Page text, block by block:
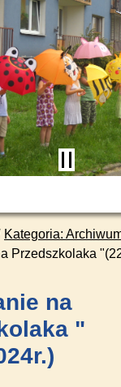
Kategoria:
Przedszkolaka
na
"